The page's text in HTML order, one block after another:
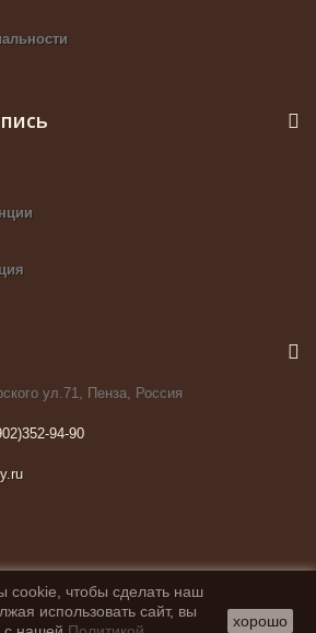
ул.71, Пенза, Россия
94-90
чтобы сделать наш
использовать сайт, вы
хорошо